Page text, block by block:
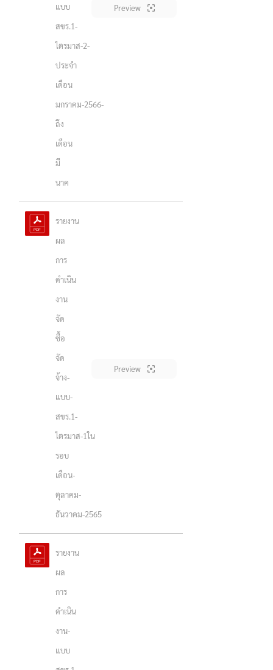
แบบ
สขร.1-
ไตรมาส-2-
ประจำ
เดือน
มกราคม-2566-
ถึง
เดือน
มี
นาค
Preview
รายงาน
ผล
การ
ดำเนิน
งาน
จัด
ซื้อ
จัด
จ้าง-
แบบ-
สขร.1-
ไตรมาส-1ใน
รอบ
เดือน-
ตุลาคม-
ธันวาคม-2565
Preview
รายงาน
ผล
การ
ดำเนิน
งาน-
แบบ